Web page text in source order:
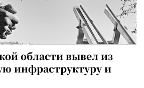
области вывел из
инфраструктуру и